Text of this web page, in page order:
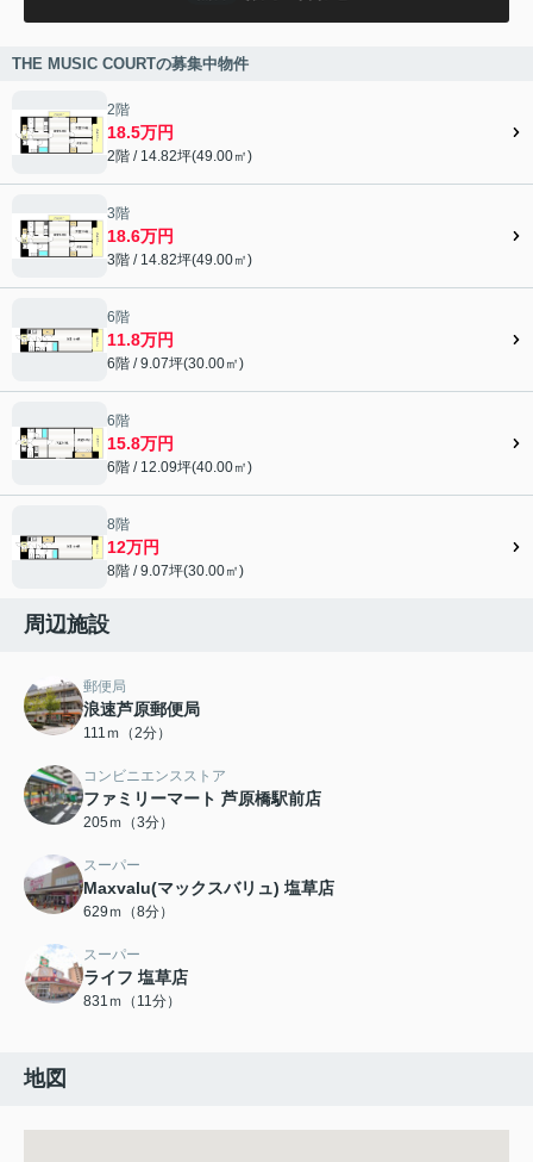
THE MUSIC COURTの募集中物件
2階
18.5万円
2階 / 14.82坪(49.00㎡)
3階
18.6万円
3階 / 14.82坪(49.00㎡)
6階
11.8万円
6階 / 9.07坪(30.00㎡)
6階
15.8万円
6階 / 12.09坪(40.00㎡)
8階
12万円
8階 / 9.07坪(30.00㎡)
周辺施設
郵便局
浪速芦原郵便局
111ｍ（2分）
コンビニエンスストア
ファミリーマート 芦原橋駅前店
205ｍ（3分）
スーパー
Maxvalu(マックスバリュ) 塩草店
629ｍ（8分）
スーパー
ライフ 塩草店
831ｍ（11分）
地図